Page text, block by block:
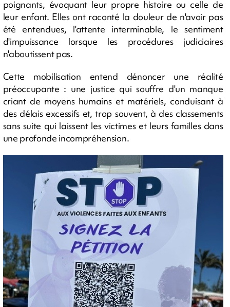
poignants, évoquant leur propre histoire ou celle de
leur enfant. Elles ont raconté la douleur de n'avoir pas
été entendues, l'attente interminable, le sentiment
d'impuissance lorsque les procédures judiciaires
n'aboutissent pas.
Cette mobilisation entend dénoncer une réalité
préoccupante : une justice qui souffre d'un manque
criant de moyens humains et matériels, conduisant à
des délais excessifs et, trop souvent, à des classements
sans suite qui laissent les victimes et leurs familles dans
une profonde incompréhension.